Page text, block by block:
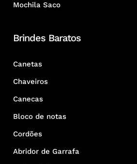
Mochila Saco
Brindes Baratos
Canetas
Chaveiros
Canecas
Bloco de notas
Cordões
Abridor de Garrafa